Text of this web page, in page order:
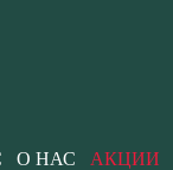
О НАС АКЦИИ